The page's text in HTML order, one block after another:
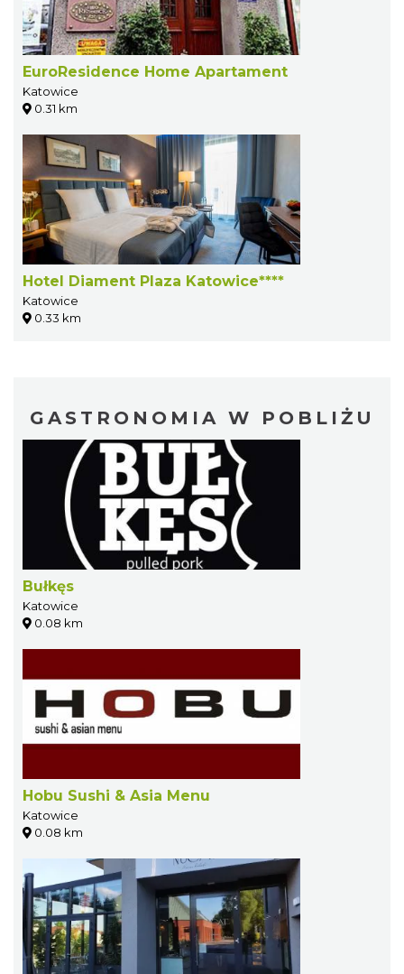
EuroResidence Home Apartament
Katowice
0.31 km
Hotel Diament Plaza Katowice****
Katowice
0.33 km
GASTRONOMIA W POBLIŻU
Bułkęs
Katowice
0.08 km
Hobu Sushi & Asia Menu
Katowice
0.08 km